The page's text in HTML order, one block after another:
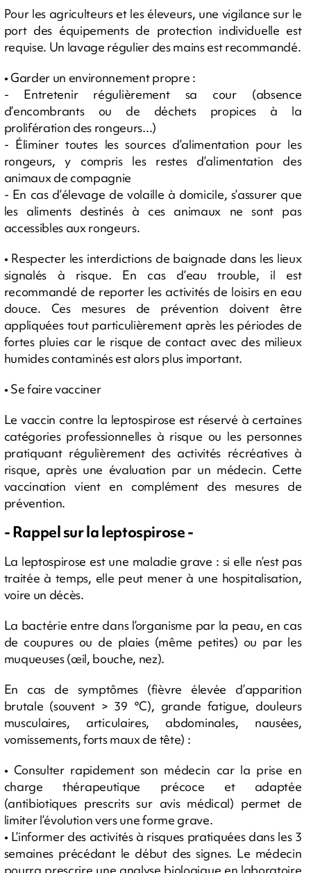
Pour les agriculteurs et les éleveurs, une vigilance sur le
port des équipements de protection individuelle est
requise. Un lavage régulier des mains est recommandé.
• Garder un environnement propre :
- Entretenir régulièrement sa cour (absence
d’encombrants ou de déchets propices à la
prolifération des rongeurs...)
- Éliminer toutes les sources d’alimentation pour les
rongeurs, y compris les restes d’alimentation des
animaux de compagnie
- En cas d’élevage de volaille à domicile, s’assurer que
les aliments destinés à ces animaux ne sont pas
accessibles aux rongeurs.
• Respecter les interdictions de baignade dans les lieux
signalés à risque. En cas d’eau trouble, il est
recommandé de reporter les activités de loisirs en eau
douce. Ces mesures de prévention doivent être
appliquées tout particulièrement après les périodes de
fortes pluies car le risque de contact avec des milieux
humides contaminés est alors plus important.
• Se faire vacciner
Le vaccin contre la leptospirose est réservé à certaines
catégories professionnelles à risque ou les personnes
pratiquant régulièrement des activités récréatives à
risque, après une évaluation par un médecin. Cette
vaccination vient en complément des mesures de
prévention.
- Rappel sur la leptospirose -
La leptospirose est une maladie grave : si elle n’est pas
traitée à temps, elle peut mener à une hospitalisation,
voire un décès.
La bactérie entre dans l’organisme par la peau, en cas
de coupures ou de plaies (même petites) ou par les
muqueuses (œil, bouche, nez).
En cas de symptômes (fièvre élevée d’apparition
brutale (souvent > 39 °C), grande fatigue, douleurs
musculaires, articulaires, abdominales, nausées,
vomissements, forts maux de tête) :
• Consulter rapidement son médecin car la prise en
charge thérapeutique précoce et adaptée
(antibiotiques prescrits sur avis médical) permet de
limiter l’évolution vers une forme grave.
• L’informer des activités à risques pratiquées dans les 3
semaines précédant le début des signes. Le médecin
pourra prescrire une analyse biologique en laboratoire